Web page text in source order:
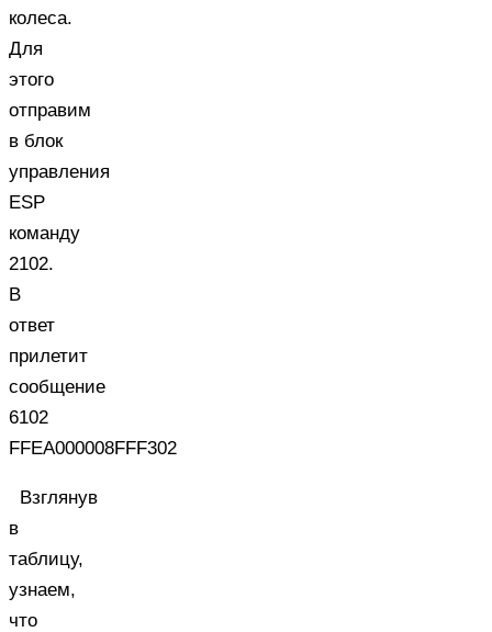
колеса.
Для
этого
отправим
в блок
управления
ESP
команду
2102.
В
ответ
прилетит
сообщение
6102
FFEA000008FFF302
Взглянув
в
таблицу,
узнаем,
что